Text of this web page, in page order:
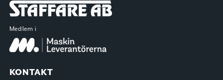
Staffare AB
Medlem i
KONTAKT